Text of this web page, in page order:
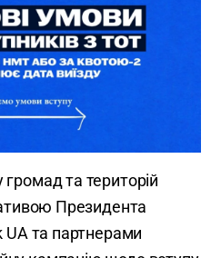
громад та територій
Президента
UA та партнерами